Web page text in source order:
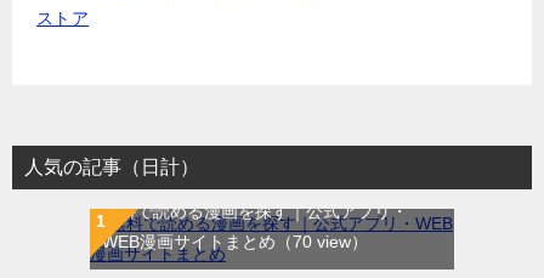
人気の記事（日計）
無料で読める漫画を探す｜公式アプリ・
WEB漫画サイトまとめ （70 view）
WEB漫画サイト一覧｜ブラウザで無料漫画